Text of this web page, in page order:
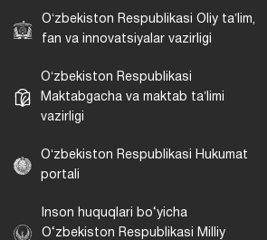
Oʻzbekiston Respublikasi Oliy taʼlim,
fan va innovatsiyalar vazirligi
Oʻzbekiston Respublikasi
Maktabgacha va maktab taʼlimi
vazirligi
Oʻzbekiston Respublikasi Hukumat
portali
Inson huquqlari bo‘yicha
O‘zbekiston Respublikasi Milliy